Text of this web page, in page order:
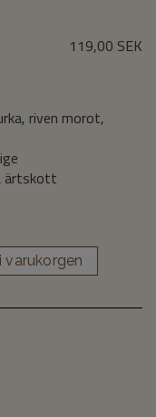
119,00 SEK
riven morot,
ärtskott